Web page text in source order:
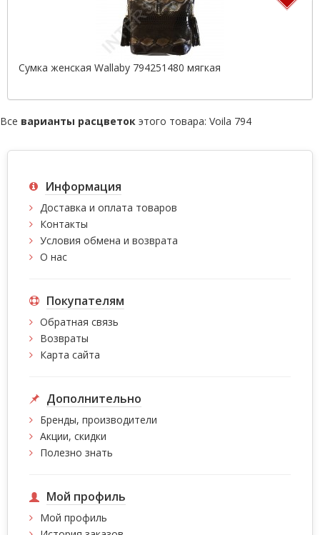
Сумка женская Wallaby 794251480 мягкая
Все варианты расцветок этого товара: Voila 794
Информация
Доставка и оплата товаров
Контакты
Условия обмена и возврата
О нас
Покупателям
Обратная связь
Возвраты
Карта сайта
Дополнительно
Бренды, производители
Акции, скидки
Полезно знать
Мой профиль
Мой профиль